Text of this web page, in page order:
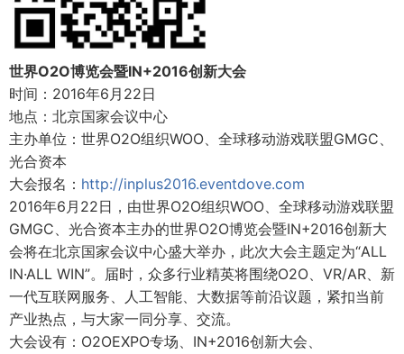
世界O2O博览会暨IN+2016创新大会
时间：2016年6月22日
地点：北京国家会议中心
主办单位：世界O2O组织WOO、全球移动游戏联盟GMGC、
光合资本
大会报名： http://inplus2016.eventdove.com
2016年6月22日，由世界O2O组织WOO、全球移动游戏联盟
GMGC、光合资本主办的世界O2O博览会暨IN+2016创新大
会将在北京国家会议中心盛大举办，此次大会主题定为“ALL
IN·ALL WIN”。届时，众多行业精英将围绕O2O、VR/AR、新
一代互联网服务、人工智能、大数据等前沿议题，紧扣当前
产业热点，与大家一同分享、交流。
大会设有：O2OEXPO专场、IN+2016创新大会、